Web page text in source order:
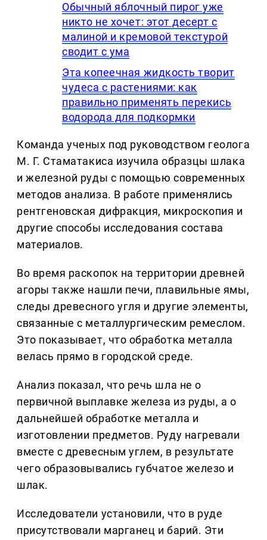
Обычный яблочный пирог уже
никто не хочет: этот десерт с
малиной и кремовой текстурой
сводит с ума
Эта копеечная жидкость творит
чудеса с растениями: как
правильно применять перекись
водорода для подкормки
Команда ученых под руководством геолога
М. Г. Стаматакиса изучила образцы шлака
и железной руды с помощью современных
методов анализа. В работе применялись
рентгеновская дифракция, микроскопия и
другие способы исследования состава
материалов.
Во время раскопок на территории древней
агоры также нашли печи, плавильные ямы,
следы древесного угля и другие элементы,
связанные с металлургическим ремеслом.
Это показывает, что обработка металла
велась прямо в городской среде.
Анализ показал, что речь шла не о
первичной выплавке железа из руды, а о
дальнейшей обработке металла и
изготовлении предметов. Руду нагревали
вместе с древесным углем, в результате
чего образовывались губчатое железо и
шлак.
Исследователи установили, что в руде
присутствовали марганец и барий. Эти